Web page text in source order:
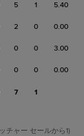
5 1 5.40
2 0 0.00
0 0 3.00
0 0 0.00
7 1
チャー セールから1)